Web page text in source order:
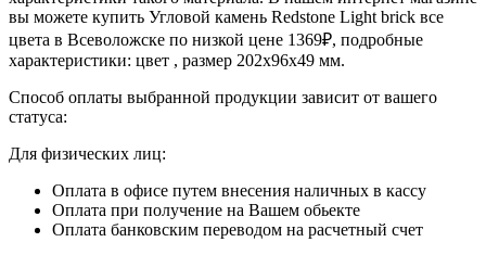
вы можете купить Угловой камень Redstone Light brick все
цвета в Всеволожске по низкой цене 1369₽, подробные
характеристики: цвет , размер 202х96х49 мм.
Способ оплаты выбранной продукции зависит от вашего
статуса:
Для физических лиц:
Оплата в офисе путем внесения наличных в кассу
Оплата при получение на Вашем обьекте
Оплата банковским переводом на расчетный счет